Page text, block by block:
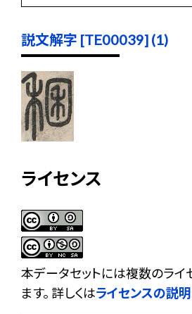
説文解字 [TE00039] (1)
ライセンス
本データセットには複数のライ
ます。 詳しくはライセンスの説明